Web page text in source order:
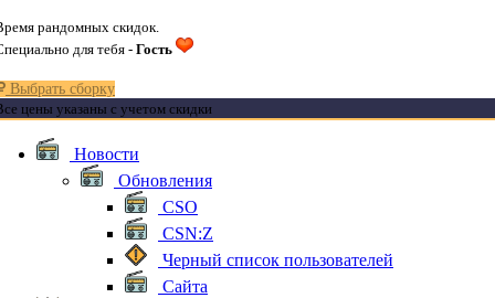
рандомных скидок.
для тебя - Гость
Выбрать сборку
цены указаны с учетом скидки
Новости
Обновления
CSO
CSN:Z
Черный список пользователей
Сайта